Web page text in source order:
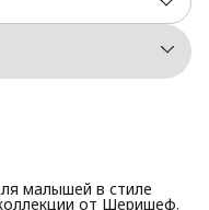
малышей в стиле
от Шеришеф.